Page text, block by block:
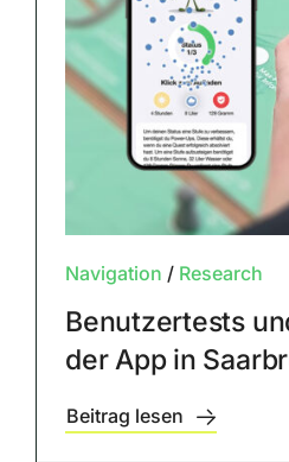
Navigation / Research
Benutzertests
der App in
Beitrag lesen